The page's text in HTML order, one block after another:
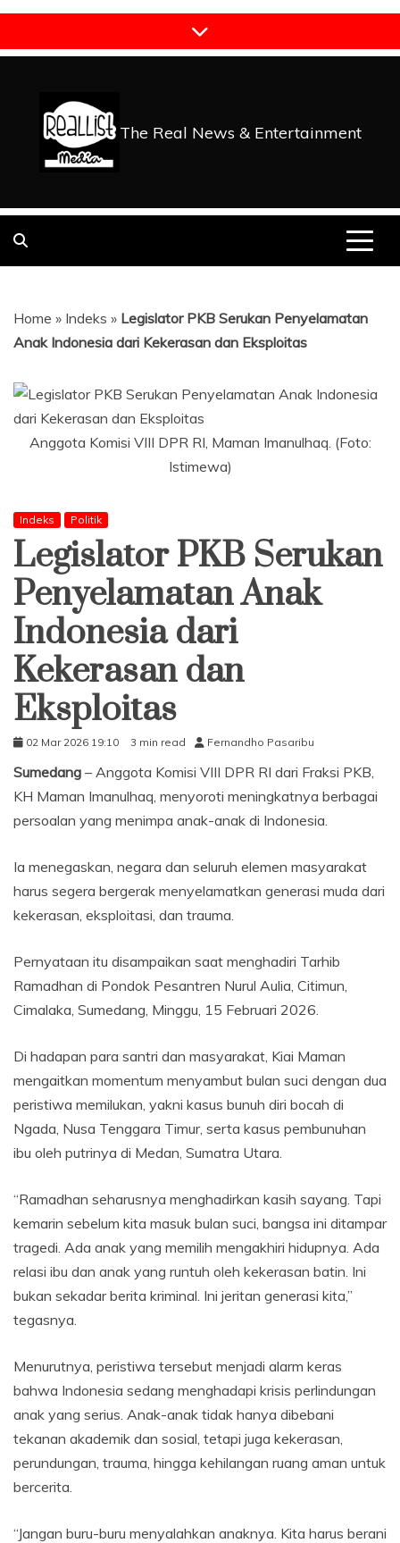
Skip
content
The Real News & Entertainment
Home » Indeks » Legislator PKB Serukan Penyelamatan
Anak Indonesia dari Kekerasan dan Eksploitas
Anggota Komisi VIII DPR RI, Maman Imanulhaq. (Foto:
Istimewa)
Indeks Politik
Legislator PKB Serukan
Penyelamatan Anak
Indonesia dari
Kekerasan dan
Eksploitas
02 Mar 2026 19:10 3 min read Fernandho Pasaribu
Sumedang – Anggota Komisi VIII DPR RI dari Fraksi PKB,
KH Maman Imanulhaq, menyoroti meningkatnya berbagai
persoalan yang menimpa anak-anak di Indonesia.
Ia menegaskan, negara dan seluruh elemen masyarakat
harus segera bergerak menyelamatkan generasi muda dari
kekerasan, eksploitasi, dan trauma.
Pernyataan itu disampaikan saat menghadiri Tarhib
Ramadhan di Pondok Pesantren Nurul Aulia, Citimun,
Cimalaka, Sumedang, Minggu, 15 Februari 2026.
Di hadapan para santri dan masyarakat, Kiai Maman
mengaitkan momentum menyambut bulan suci dengan dua
peristiwa memilukan, yakni kasus bunuh diri bocah di
Ngada, Nusa Tenggara Timur, serta kasus pembunuhan
ibu oleh putrinya di Medan, Sumatra Utara.
“Ramadhan seharusnya menghadirkan kasih sayang. Tapi
kemarin sebelum kita masuk bulan suci, bangsa ini ditampar
tragedi. Ada anak yang memilih mengakhiri hidupnya. Ada
relasi ibu dan anak yang runtuh oleh kekerasan batin. Ini
bukan sekadar berita kriminal. Ini jeritan generasi kita,”
tegasnya.
Menurutnya, peristiwa tersebut menjadi alarm keras
bahwa Indonesia sedang menghadapi krisis perlindungan
anak yang serius. Anak-anak tidak hanya dibebani
tekanan akademik dan sosial, tetapi juga kekerasan,
perundungan, trauma, hingga kehilangan ruang aman untuk
bercerita.
“Jangan buru-buru menyalahkan anaknya. Kita harus berani